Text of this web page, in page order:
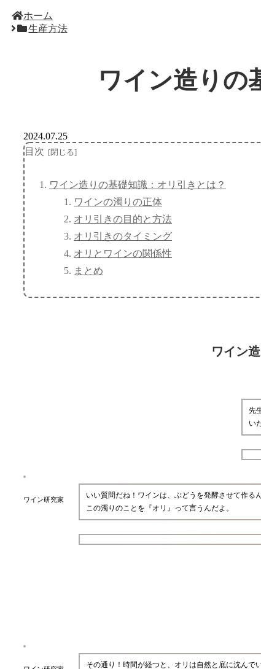
ホーム
生産方法
ワイン造りの
2024.07.25
目次
ワイン造りの基礎知識：オリ引きとは？
ワインの濁りの正体
オリ引きの目的と方法
オリ引きのタイミング
オリとワインの関係性
まとめ
ワイン
先
い
ワイン研究家
いい質問だね！ワインは、ぶどうを発酵させて作る
この濁りのことを『オリ』って言うんだよ。
その通り！時間が経つと、オリは自然と底に沈ん